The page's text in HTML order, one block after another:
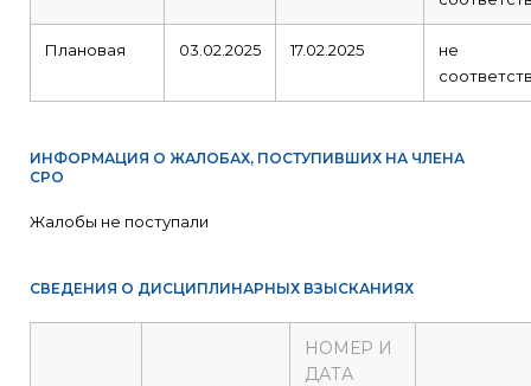
Плановая 03.02.2025 17.02.2025
не
ИНФОРМАЦИЯ О ЖАЛОБАХ, ПОСТУПИВШИХ НА ЧЛЕНА
СРО
Жалобы не поступали
СВЕДЕНИЯ О ДИСЦИПЛИНАРНЫХ ВЗЫСКАНИЯХ
НОМЕР И
ДАТА